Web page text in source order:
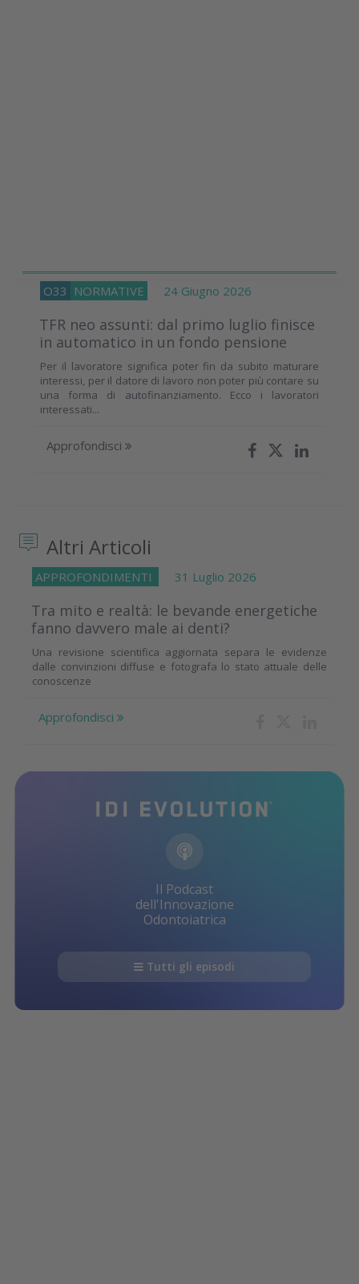
O33 NORMATIVE 24 Giugno 2026
TFR neo assunti: dal primo luglio finisce
in automatico in un fondo pensione
Per il lavoratore significa poter fin da subito maturare
interessi, per il datore di lavoro non poter più contare su
una forma di autofinanziamento. Ecco i lavoratori
interessati...
Approfondisci
Altri Articoli
APPROFONDIMENTI 31 Luglio 2026
Tra mito e realtà: le bevande energetiche
fanno davvero male ai denti?
Una revisione scientifica aggiornata separa le evidenze
dalle convinzioni diffuse e fotografa lo stato attuale delle
conoscenze
Approfondisci
Il Podcast
dell'Innovazione
Odontoiatrica
Tutti gli episodi